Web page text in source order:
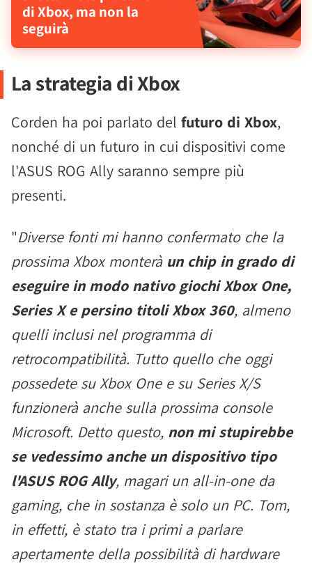
di Xbox, ma non la
seguirà
La strategia di Xbox
Corden ha poi parlato del futuro di Xbox,
nonché di un futuro in cui dispositivi come
l'ASUS ROG Ally saranno sempre più
presenti.
"Diverse fonti mi hanno confermato che la
prossima Xbox monterà un chip in grado di
eseguire in modo nativo giochi Xbox One,
Series X e persino titoli Xbox 360, almeno
quelli inclusi nel programma di
retrocompatibilità. Tutto quello che oggi
possedete su Xbox One e su Series X/S
funzionerà anche sulla prossima console
Microsoft. Detto questo, non mi stupirebbe
se vedessimo anche un dispositivo tipo
l'ASUS ROG Ally, magari un all-in-one da
gaming, che in sostanza è solo un PC. Tom,
in effetti, è stato tra i primi a parlare
apertamente della possibilità di hardware